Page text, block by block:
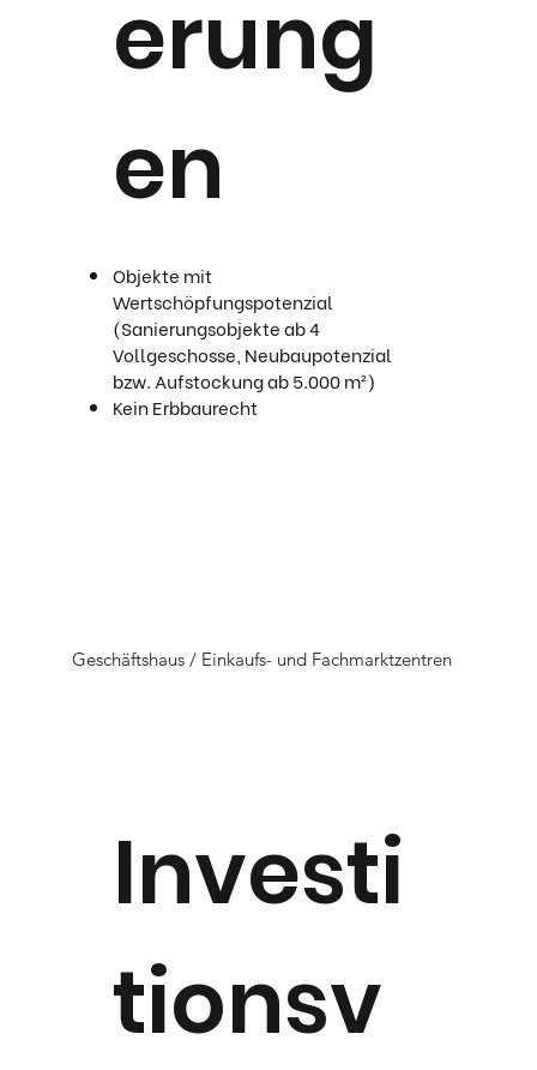
erung
en
Objekte mit
Wertschöpfungspotenzial
(Sanierungsobjekte ab 4
Vollgeschosse, Neubaupotenzial
bzw. Aufstockung ab 5.000 m²)
Kein Erbbaurecht
Investi
tionsv
Geschäftshaus / Einkaufs- und Fachmarktzentren